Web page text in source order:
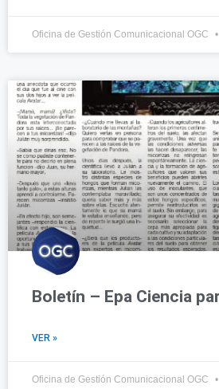
Oficina de Gestión Comunicacional OGC
Boletín – Epa Ciencia
VER »
Oficina de Gestión Comunicacional OGC